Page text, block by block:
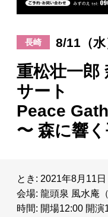
長崎 8/11（水
重松壮一郎
サート
Peace
〜 森に響
とき: 2021年8月11日
会場: 龍頭泉 風水庵
時間: 開場12:00 開演